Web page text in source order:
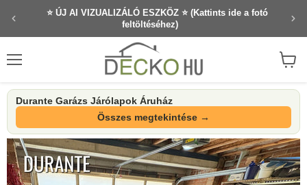
⭐ ÚJ AI VIZUALIZÁLÓ ESZKÖZ ⭐ (Kattints ide a fotó
feltöltéséhez)
⭐ 10 éves garancia ⭐ Elégedett vásárlók ⭐ Prémium
minőség
Durante Garázs Járólapok Áruház
Összes megtekintése →